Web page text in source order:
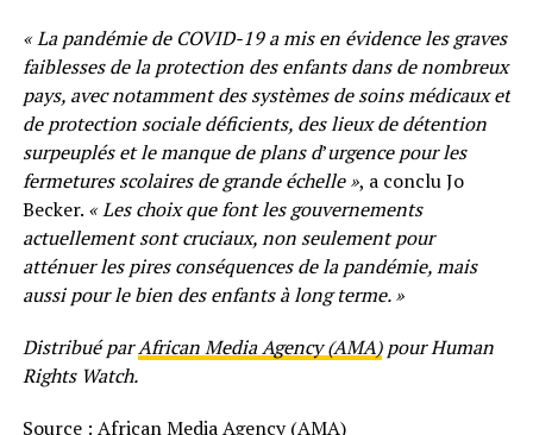
« La pandémie de COVID-19 a mis en évidence les graves
faiblesses de la protection des enfants dans de nombreux
pays, avec notamment des systèmes de soins médicaux et
de protection sociale déficients, des lieux de détention
surpeuplés et le manque de plans d’urgence pour les
fermetures scolaires de grande échelle », a conclu Jo
Becker. « Les choix que font les gouvernements
actuellement sont cruciaux, non seulement pour
atténuer les pires conséquences de la pandémie, mais
aussi pour le bien des enfants à long terme. »
Distribué parAfrican Media Agency (AMA)pour Human
Rights Watch.
Source : African Media Agency (AMA)